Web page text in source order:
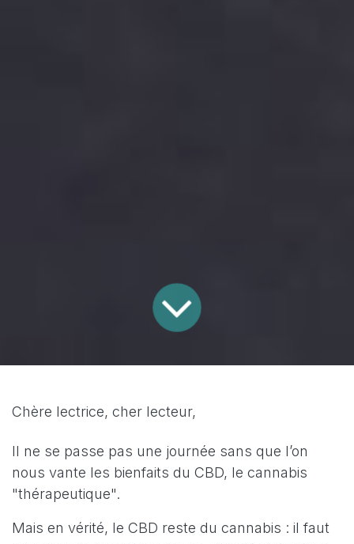
Chère lectrice, cher lecteur,
Il ne se passe pas une journée sans que l’on
nous vante les bienfaits du CBD, le cannabis
"thérapeutique".
Mais en vérité, le CBD reste du cannabis : il faut